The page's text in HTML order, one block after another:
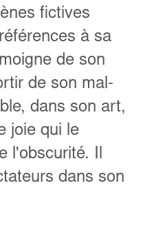
fictives
à sa
de son
de son mal-
dans son art,
joie qui le
l'obscurité. Il
dans son